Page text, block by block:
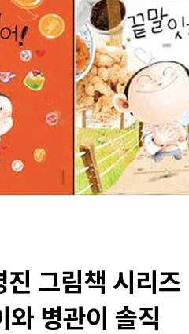
그림책 시리즈
와 병관이 솔직